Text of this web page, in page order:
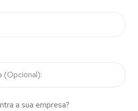
a sua empresa?